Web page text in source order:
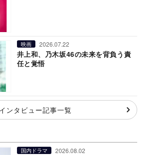
映画 2026.07.22
井上和、乃木坂46の未来を背負う責
任と覚悟
インタビュー記事一覧
国内ドラマ 2026.08.02